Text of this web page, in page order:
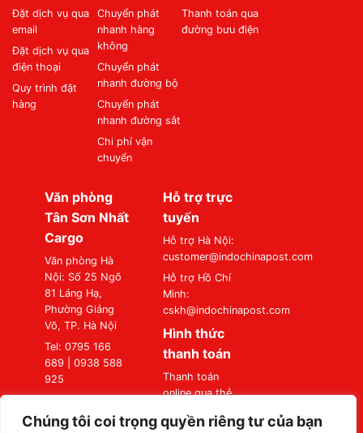
Chúng tôi coi trọng quyền riêng tư của bạn
Đặt dịch vụ qua
email
Đặt dịch vụ qua
điện thoại
Quy trình đặt
hàng
Chuyển phát
nhanh hàng
không
Chuyển phát
nhanh đường bộ
Chuyển phát
nhanh đường sắt
Chi phí vận
chuyển
Thanh toán qua
đường bưu điện
Văn phòng
Tân Sơn Nhất
Cargo
Văn phòng Hà
Nội: Số 25 Ngõ
81 Láng Hạ,
Phường Giảng
Võ, TP. Hà Nội
Tel: 0795 166
689 | 0938 588
925
Gòn: Số 87
Hỗ trợ trực
tuyến
Hỗ trợ Hà Nội:
customer@indochinapost.com
Hỗ trợ Hồ Chí
Minh:
cskh@indochinapost.com
Hình thức
thanh toán
Thanh toán
online qua thẻ
Thanh toán tại